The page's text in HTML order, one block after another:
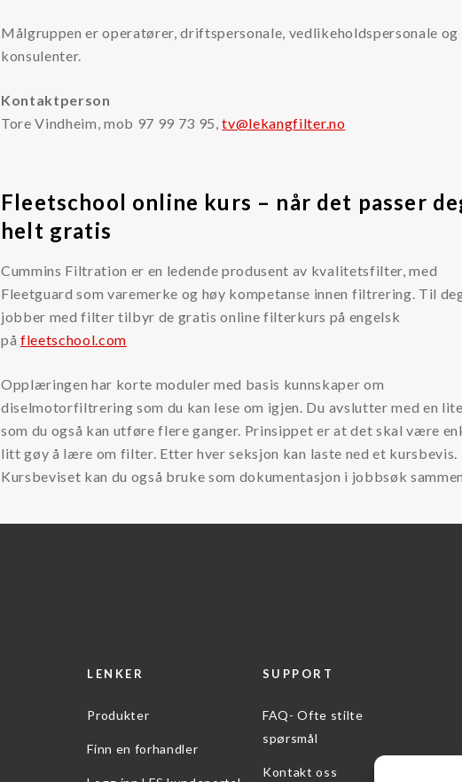
Målgruppen er operatører, driftspersonale, vedlikeholdspersonale og
konsulenter.
Kontaktperson
Tore Vindheim, mob 97 99 73 95,tv@lekangfilter.no
Fleetschool online kurs – når det passer
helt gratis
Cummins Filtration er en ledende produsent av kvalitetsfilter, med
Fleetguard som varemerke og høy kompetanse innen filtrering. Til
jobber med filter tilbyr de gratis online filterkurs på engelsk
påfleetschool.com
Opplæringen har korte moduler med basis kunnskaper om
diselmotorfiltrering som du kan lese om igjen. Du avslutter med en
som du også kan utføre flere ganger. Prinsippet er at det skal være
litt gøy å lære om filter. Etter hver seksjon kan laste ned et kursbevis.
Kursbeviset kan du også bruke som dokumentasjon i jobbsøk
LENKER
Produkter
Finn en forhandler
SUPPORT
FAQ- Ofte stilte
spørsmål
Kontakt oss